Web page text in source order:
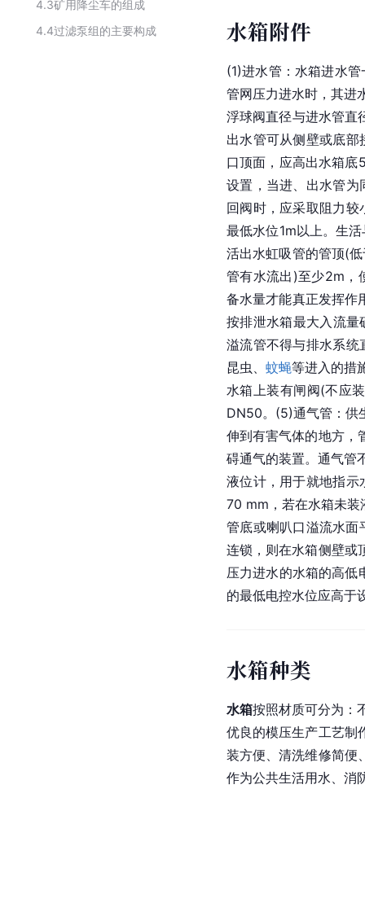
4.3矿用降尘车的组成
4.4过滤泵组的主要构成 水箱附件
(1)进水管：水箱进水
管网压力进水时，其进
浮球阀直径与进水管直
出水管可从侧壁或底
口顶面，应高出水箱
设置，当进、出水管为
回阀时，应采取阻力
最低水位1m以上。生
活出水虹吸管的管顶(
管有水流出)至少2m，
备水量才能真正发挥作
按排泄水箱最大入流
溢流管不得与排水系统
昆虫、蚊蝇等进入的措
水箱上装有闸阀(不应
DN50。(5)通气管：供
伸到有害气体的地方，
碍通气的装置。通气管
液位计，用于就地指
70 mm，若在水箱未装
管底或喇叭口溢流水
连锁，则在水箱侧壁或
压力进水的水箱的高低
的最低电控水位应高于
水箱种类
水箱按照材质可分为：
优良的模压生产工艺制
装方便、清洗维修简便
作为公共生活用水、消